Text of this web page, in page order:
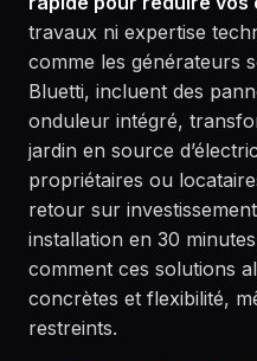
travaux ni expertise
comme les générateurs
Bluetti, incluent des
onduleur intégré,
jardin en source
propriétaires ou
retour sur
installation en 30
comment ces solutions
concrètes et flexibilité,
restreints.